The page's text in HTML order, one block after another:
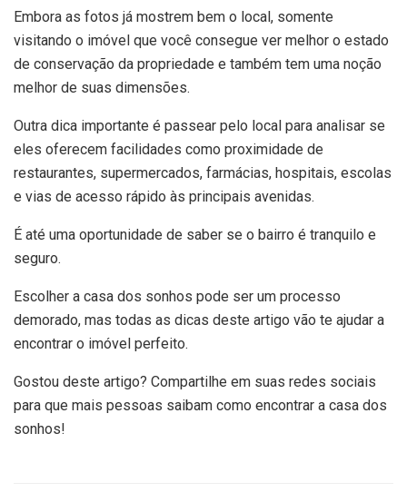
Embora as fotos já mostrem bem o local, somente
visitando o imóvel que você consegue ver melhor o estado
de conservação da propriedade e também tem uma noção
melhor de suas dimensões.
Outra dica importante é passear pelo local para analisar se
eles oferecem facilidades como proximidade de
restaurantes, supermercados, farmácias, hospitais, escolas
e vias de acesso rápido às principais avenidas.
É até uma oportunidade de saber se o bairro é tranquilo e
seguro.
Escolher a casa dos sonhos pode ser um processo
demorado, mas todas as dicas deste artigo vão te ajudar a
encontrar o imóvel perfeito.
Gostou deste artigo? Compartilhe em suas redes sociais
para que mais pessoas saibam como encontrar a casa dos
sonhos!